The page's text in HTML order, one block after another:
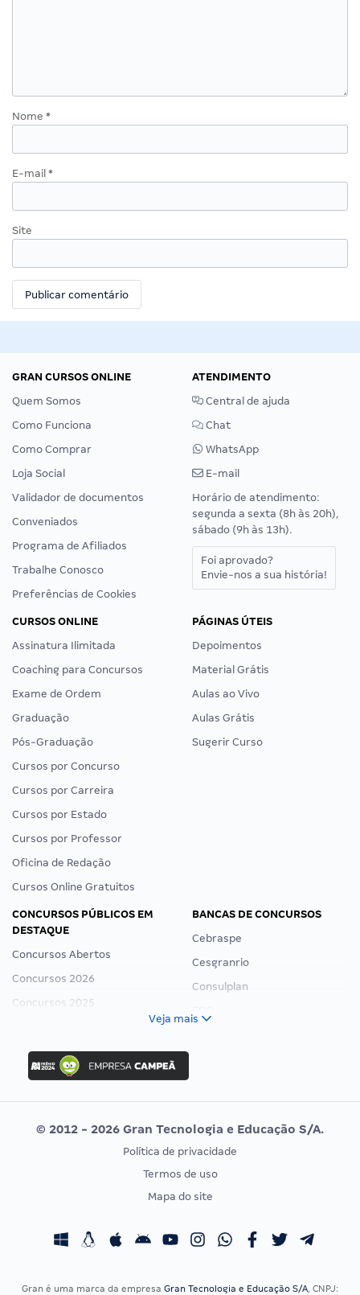
Nome *
E-mail *
Site
GRAN CURSOS ONLINE
Quem Somos
Como Funciona
Como Comprar
Loja Social
Validador de documentos
Conveniados
Programa de Afiliados
Trabalhe Conosco
Preferências de Cookies
ATENDIMENTO
Central de ajuda
Chat
WhatsApp
E-mail
Horário de atendimento:
segunda a sexta (8h às 20h),
sábado (9h às 13h).
Foi aprovado?
Envie-nos a sua história!
CURSOS ONLINE
Assinatura Ilimitada
Coaching para Concursos
Exame de Ordem
Graduação
Pós-Graduação
Cursos por Concurso
Cursos por Carreira
Cursos por Estado
Cursos por Professor
Oficina de Redação
Cursos Online Gratuitos
PÁGINAS ÚTEIS
Depoimentos
Material Grátis
Aulas ao Vivo
Aulas Grátis
Sugerir Curso
CONCURSOS PÚBLICOS EM
DESTAQUE
Concursos Abertos
Concursos 2026
Concursos 2025
Concurso Ibama
Concurso MPU
Editais publicados
BANCAS DE CONCURSOS
Cebraspe
Cesgranrio
Consulplan
Vunesp
CONCURSOS POR PROFISSÃO
Concursos Fiscais
EXAME DE ORDEM
Calendário OAB
Veja mais
© 2012 - 2026 Gran Tecnologia e Educação S/A.
Política de privacidade
Termos de uso
Mapa do site
Gran é uma marca da empresa Gran Tecnologia e Educação S/A, CNPJ: